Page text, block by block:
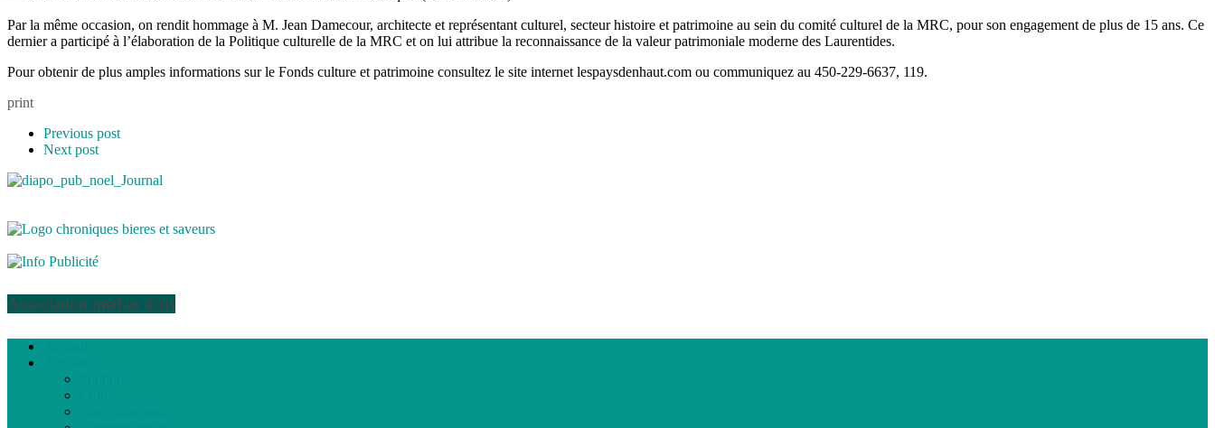
Par la même occasion, on rendit hommage à M. Jean Damecour, architecte et représentant culturel, secteur histoire et patrimoine au sein du comité culturel de la MRC, pour son engagement de plus de 15 ans. Ce
dernier a participé à l’élaboration de la Politique culturelle de la MRC et on lui attribue la reconnaissance de la valeur patrimoniale moderne des Laurentides.
Pour obtenir de plus amples informations sur le Fonds culture et patrimoine consultez le site internet lespaysdenhaut.com ou communiquez au 450-229-6637, 119.
print
Previous post
Next post
Association médias écris